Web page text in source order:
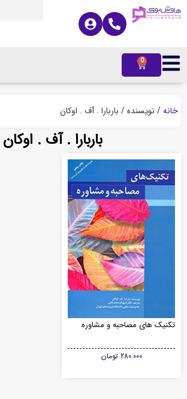
/ نویسنده / باربارا . آف . اوکان
باربارا . آف . اوکان
های مصاحبه و مشاوره
280.000 تومان